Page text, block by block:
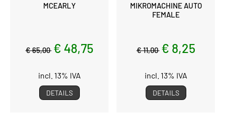
MCEARLY
€ 65,00 € 48,75
incl. 13% IVA
DETAILS
MIKROMACHINE AUTO
FEMALE
€ 11,00 € 8,25
incl. 13% IVA
DETAILS